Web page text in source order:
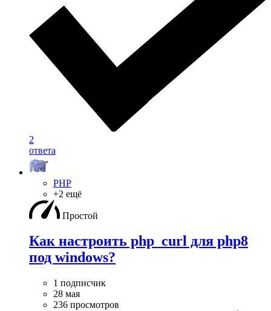
2
ответа
PHP
+2 ещё
Простой
Как настроить php_curl для php8
под windows?
1 подписчик
28 мая
236 просмотров